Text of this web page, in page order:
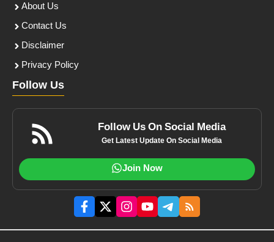
About Us
Contact Us
Disclaimer
Privacy Policy
Follow Us
Follow Us On Social Media
Get Latest Update On Social Media
Join Now